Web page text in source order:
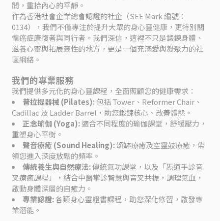
間，重拾內心的平靜。
作為香港社會企業總會認證的社企（SEE Mark 編號：
0134），我們不僅專注於提升大眾的身心靈健康，更特別關
懷癌症康復者與同行者。我們深信，這裡不只是鍛鍊身體、
滋養心靈與拓展靈性的地方，更是一個充滿愛與凝聚力的社
區網絡。
我們的專業服務
我們提供多元化的身心靈課程，全面照顧您的健康需求：
普拉提器械 (Pilates):包括 Tower、Reformer Chair、
Cadillac 及 Ladder Barrel，助您鍛鍊核心、改善體態。
正念瑜伽 (Yoga):適合不同程度的瑜伽課堂，舒緩壓力，
重塑身心平衡。
聲音療癒 (Sound Healing):頌缽療癒及空靈鼓療癒，帶
領您進入深度放鬆的頻率。
傳統養生與自然療法:傳統氣功課堂，以及「炁道手診音
叉療癒課程」，結合中醫掌診智慧與音叉共振，調理氣血，
啟動身體深層的自癒力。
專業認證:各類身心靈證書課程，助您深化修習，啟發專
業潛能。